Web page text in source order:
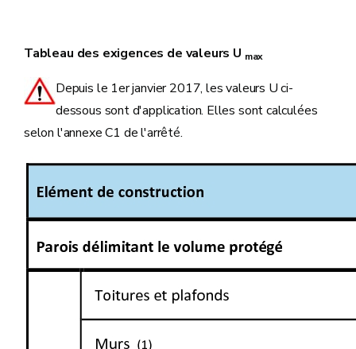
Tableau des exigences de valeurs U max
Depuis le 1er janvier 2017, les valeurs U ci-
dessous sont d'application. Elles sont calculées
selon l'annexe C1 de l'arrêté.